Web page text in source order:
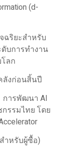
(d-
ฉริยะสำหรับ
ดับการทำงาน
ลก
ลังก่อนสิ้นปี
การพัฒนา AI
รรมไทย โดย
ำหรับผู้ซื้อ)